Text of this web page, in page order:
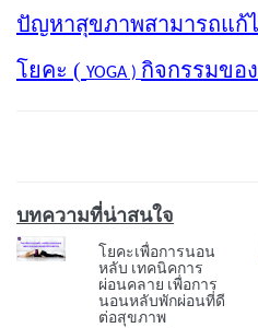
ปัญหาสุขภาพสามารถแก้
โยคะ ( YOGA ) กิจกรรมขอ
บทความที่น่าสนใจ
โยคะเพื่อการนอน
หลับ เทคนิคการ
ผ่อนคลาย เพื่อการ
นอนหลับพักผ่อนที่ดี
ต่อสุขภาพ